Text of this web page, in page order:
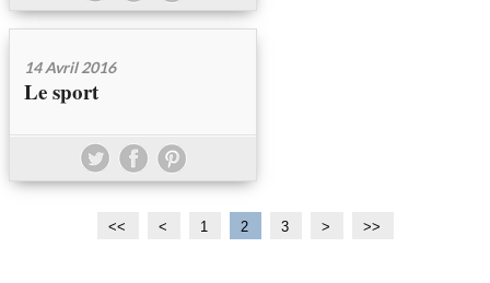
14 Avril 2016
Le sport
<< < 1 2 3 > >>